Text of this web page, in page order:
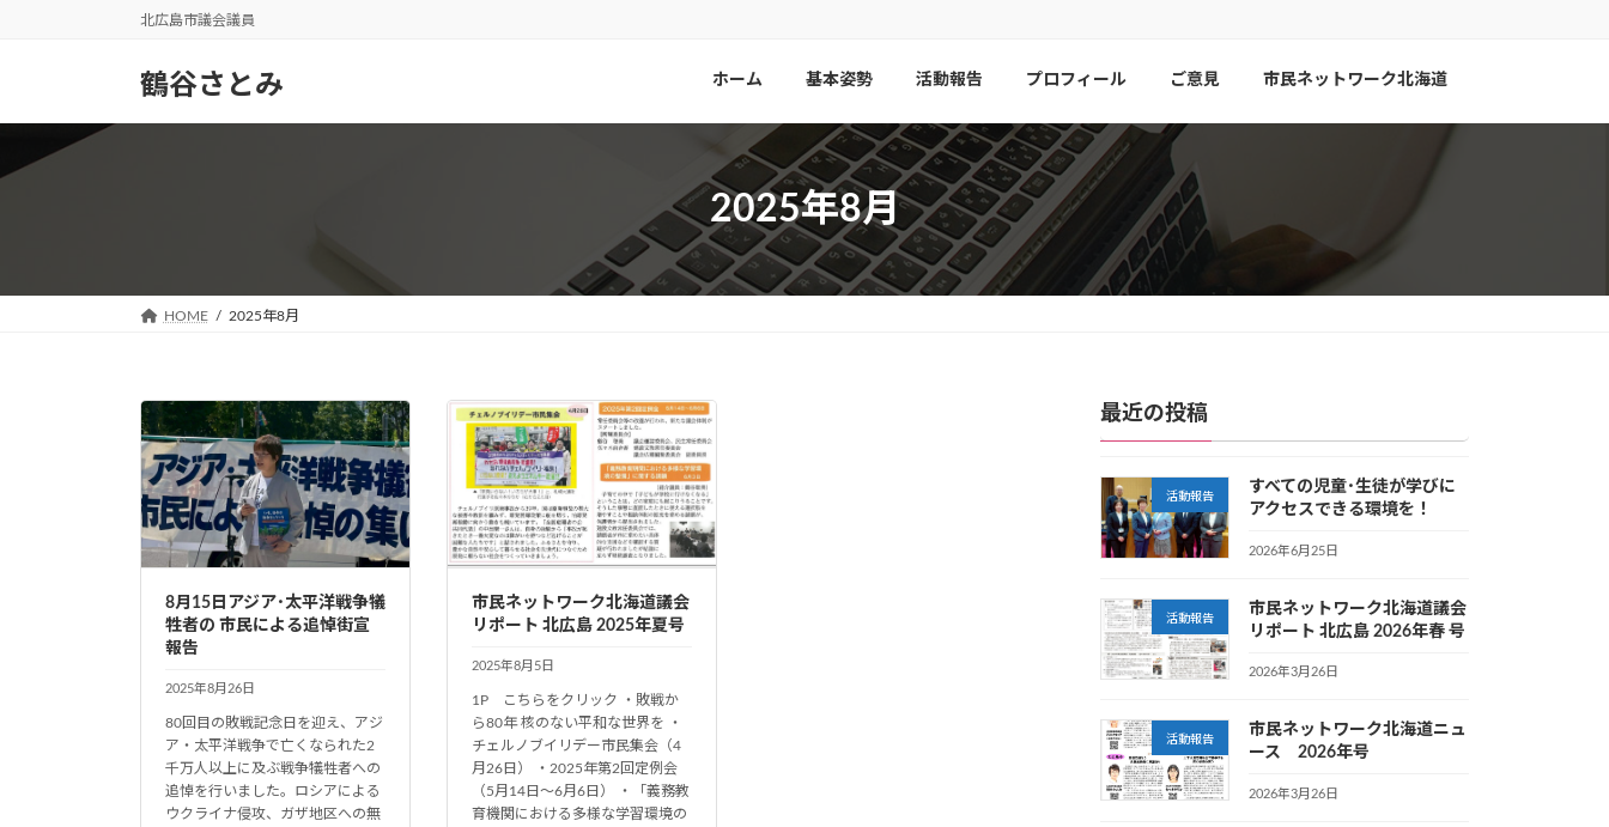
北広島市議会議員
鶴谷さとみ ホーム 基本姿勢 活動報告 プロフィール ご意見 市民ネットワーク北海道
2025年8月
HOME 2025年8月
8月15日アジア･太平洋戦争犠
牲者の 市民による追悼街宣
報告
2025年8月26日
80回目の敗戦記念日を迎え、アジ
ア・太平洋戦争で亡くなられた2
千万人以上に及ぶ戦争犠牲者への
追悼を行いました。ロシアによる
ウクライナ侵攻、ガザ地区への無
市民ネットワーク北海道議会
リポート 北広島 2025年夏号
2025年8月5日
1P こちらをクリック ・敗戦か
ら80年 核のない平和な世界を ・
チェルノブイリデー市民集会（4
月26日） ・2025年第2回定例会
（5月14日～6月6日） ・「義務教
育機関における多様な学習環境の
最近の投稿
活動報告
すべての児童･生徒が学びに
アクセスできる環境を！
2026年6月25日
活動報告
市民ネットワーク北海道議会
リポート 北広島 2026年春 号
2026年3月26日
活動報告
市民ネットワーク北海道ニュ
ース 2026年号
2026年3月26日